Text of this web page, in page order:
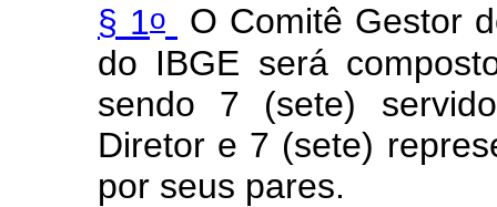
§ 1o
O Comitê Gestor
do IBGE será
sendo 7 (sete)
Diretor e 7 (sete)
por seus pares.